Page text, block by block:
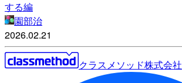
する編
園部治
2026.02.21
クラスメソッド株式会社